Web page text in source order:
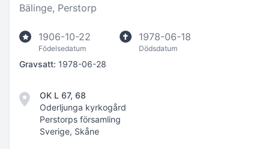
Bälinge, Perstorp
1906-10-22
Födelsedatum
1978-06-18
Dödsdatum
Gravsatt: 1978-06-28
OK L 67, 68
Oderljunga kyrkogård
Perstorps församling
Sverige, Skåne